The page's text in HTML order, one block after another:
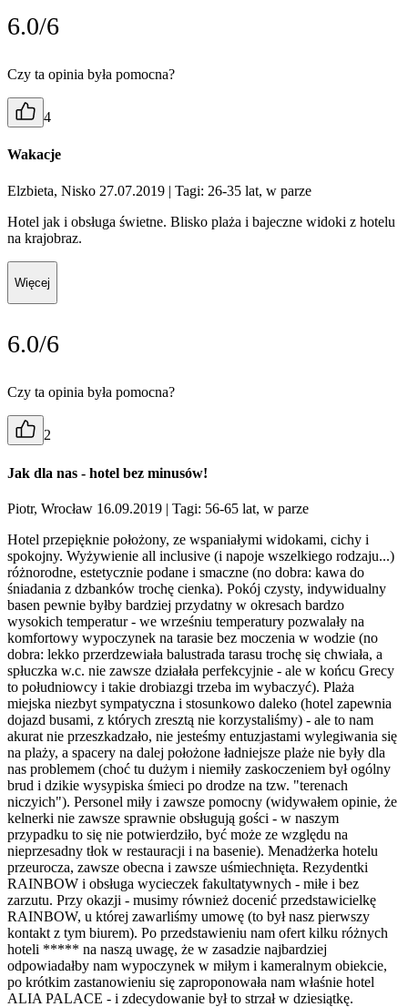
6.0/6
Czy ta opinia była pomocna?
4
Wakacje
Elzbieta, Nisko 27.07.2019 | Tagi: 26-35 lat, w parze
Hotel jak i obsługa świetne. Blisko plaża i bajeczne widoki z hotelu
na krajobraz.
Więcej
6.0/6
Czy ta opinia była pomocna?
2
Jak dla nas - hotel bez minusów!
Piotr, Wrocław 16.09.2019 | Tagi: 56-65 lat, w parze
Hotel przepięknie położony, ze wspaniałymi widokami, cichy i
spokojny. Wyżywienie all inclusive (i napoje wszelkiego rodzaju...)
różnorodne, estetycznie podane i smaczne (no dobra: kawa do
śniadania z dzbanków trochę cienka). Pokój czysty, indywidualny
basen pewnie byłby bardziej przydatny w okresach bardzo
wysokich temperatur - we wrześniu temperatury pozwalały na
komfortowy wypoczynek na tarasie bez moczenia w wodzie (no
dobra: lekko przerdzewiała balustrada tarasu trochę się chwiała, a
spłuczka w.c. nie zawsze działała perfekcyjnie - ale w końcu Grecy
to południowcy i takie drobiazgi trzeba im wybaczyć). Plaża
miejska niezbyt sympatyczna i stosunkowo daleko (hotel zapewnia
dojazd busami, z których zresztą nie korzystaliśmy) - ale to nam
akurat nie przeszkadzało, nie jesteśmy entuzjastami wylegiwania się
na plaży, a spacery na dalej położone ładniejsze plaże nie były dla
nas problemem (choć tu dużym i niemiły zaskoczeniem był ogólny
brud i dzikie wysypiska śmieci po drodze na tzw. "terenach
niczyich"). Personel miły i zawsze pomocny (widywałem opinie, że
kelnerki nie zawsze sprawnie obsługują gości - w naszym
przypadku to się nie potwierdziło, być może ze względu na
nieprzesadny tłok w restauracji i na basenie). Menadżerka hotelu
przeurocza, zawsze obecna i zawsze uśmiechnięta. Rezydentki
RAINBOW i obsługa wycieczek fakultatywnych - miłe i bez
zarzutu. Przy okazji - musimy również docenić przedstawicielkę
RAINBOW, u której zawarliśmy umowę (to był nasz pierwszy
kontakt z tym biurem). Po przedstawieniu nam ofert kilku różnych
hoteli ***** na naszą uwagę, że w zasadzie najbardziej
odpowiadałby nam wypoczynek w miłym i kameralnym obiekcie,
po krótkim zastanowieniu się zaproponowała nam właśnie hotel
ALIA PALACE - i zdecydowanie był to strzał w dziesiątkę.